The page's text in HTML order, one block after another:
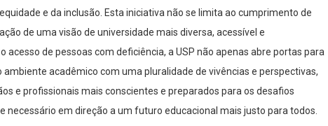
e da inclusão. Esta iniciativa não se limita ao cumprimento de
de uma visão de universidade mais diversa, acessível e
acesso de pessoas com deficiência, a USP não apenas abre portas para
acadêmico com uma pluralidade de vivências e perspectivas,
e profissionais mais conscientes e preparados para os desafios
necessário em direção a um futuro educacional mais justo para todos.